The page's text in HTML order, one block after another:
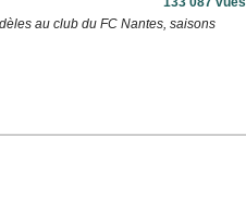
au club du FC Nantes, saisons